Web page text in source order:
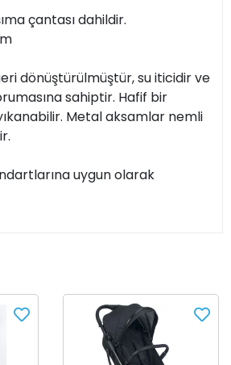
çantası dahildir.
dönüştürülmüştür, su iticidir ve
sahiptir. Hafif bir
Metal aksamlar nemli
uygun olarak